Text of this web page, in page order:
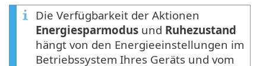
Die Verfügbarkeit der Aktionen
Energiesparmodus und Ruhezustand
hängt von den Energieeinstellungen im
Betriebssystem Ihres Geräts und vom